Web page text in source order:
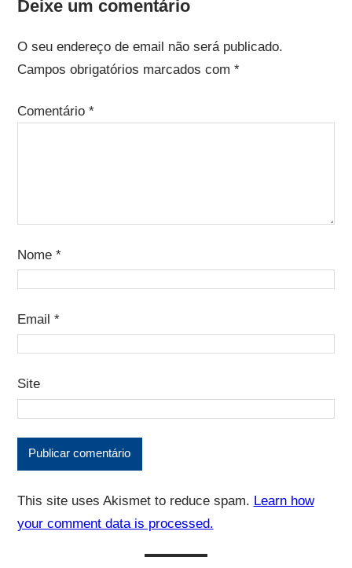
Deixe um comentário
O seu endereço de email não será publicado.
Campos obrigatórios marcados com *
Comentário *
Nome *
Email *
Site
This site uses Akismet to reduce spam. Learn how
your comment data is processed.